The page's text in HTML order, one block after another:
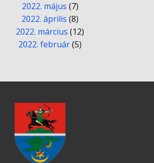
2022. május (7)
2022. április (8)
2022. március (12)
2022. február(5)